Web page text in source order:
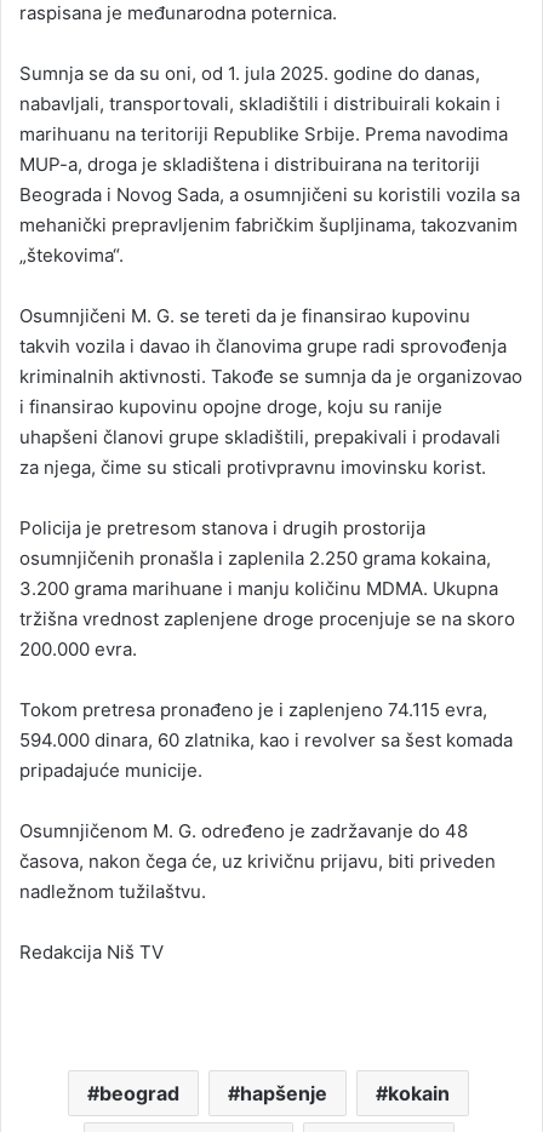
raspisana je međunarodna poternica.
Sumnja se da su oni, od 1. jula 2025. godine do danas,
nabavljali, transportovali, skladištili i distribuirali kokain i
marihuanu na teritoriji Republike Srbije. Prema navodima
MUP-a, droga je skladištena i distribuirana na teritoriji
Beograda i Novog Sada, a osumnjičeni su koristili vozila sa
mehanički prepravljenim fabričkim šupljinama, takozvanim
„štekovima“.
Osumnjičeni M. G. se tereti da je finansirao kupovinu
takvih vozila i davao ih članovima grupe radi sprovođenja
kriminalnih aktivnosti. Takođe se sumnja da je organizovao
i finansirao kupovinu opojne droge, koju su ranije
uhapšeni članovi grupe skladištili, prepakivali i prodavali
za njega, čime su sticali protivpravnu imovinsku korist.
Policija je pretresom stanova i drugih prostorija
osumnjičenih pronašla i zaplenila 2.250 grama kokaina,
3.200 grama marihuane i manju količinu MDMA. Ukupna
tržišna vrednost zaplenjene droge procenjuje se na skoro
200.000 evra.
Tokom pretresa pronađeno je i zaplenjeno 74.115 evra,
594.000 dinara, 60 zlatnika, kao i revolver sa šest komada
pripadajuće municije.
Osumnjičenom M. G. određeno je zadržavanje do 48
časova, nakon čega će, uz krivičnu prijavu, biti priveden
nadležnom tužilaštvu.
Redakcija Niš TV
beograd hapšenje kokain